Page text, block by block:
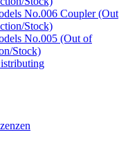
No.006 Coupler (Out
Stock)
No.005 (Out of
Stock)